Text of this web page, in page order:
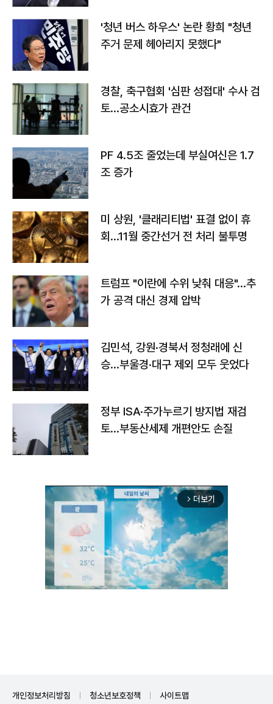
'청년 버스 하우스' 논란 황희 "청년
주거 문제 헤아리지 못했다"
경찰, 축구협회 '심판 성접대' 수사 검
토…공소시효가 관건
PF 4.5조 줄었는데 부실여신은 1.7
조 증가
미 상원, '클래리티법' 표결 없이 휴
회…11월 중간선거 전 처리 불투명
트럼프 "이란에 수위 낮춰 대응"…추
가 공격 대신 경제 압박
김민석, 강원·경북서 정청래에 신
승…부울경·대구 제외 모두 웃었다
정부 ISA·주가누르기 방지법 재검
토…부동산세제 개편안도 손질
arrow_forward_ios 더보기
개인정보처리방침 청소년보호정책 사이트맵